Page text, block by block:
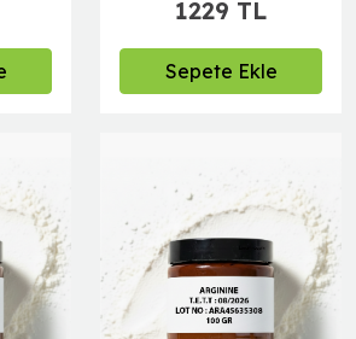
1229 TL
Sepete Ekle